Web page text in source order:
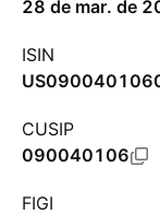
28 de mar. de
ISIN
CUSIP
090040106
FIGI